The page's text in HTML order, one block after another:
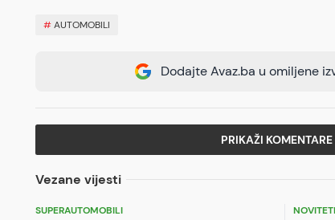
#AUTOMOBILI
Dodajte Avaz.ba u omiljene
PRIKAŽI KOMENTARE
Vezane vijesti
SUPERAUTOMOBILI NOVITETI